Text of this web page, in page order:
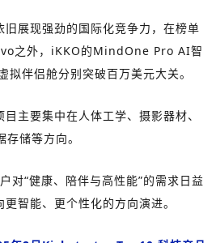
展现强劲的国际化竞争力，在榜单
之外，iKKO的MindOne Pro AI智
伴侣舱分别突破百万美元大关。
主要集中在人体工学、摄影器材、
储等方向。
“健康、陪伴与高性能”的需求日益
智能、更个性化的方向演进。